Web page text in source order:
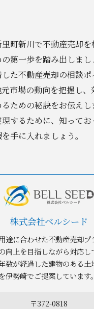
町新川で不動産売却
第一歩を踏み出しま
た不動産売却の相談ポ
市場の動向を把握し
ための秘訣をお伝え
するために、知って
手に入れましょう。
株式会社ベルシード
途に合わせた不動産売却プ
向上を目指しながら対応し
数が経過した建物のある土
伊勢崎でご提案しています。
〒372-0818